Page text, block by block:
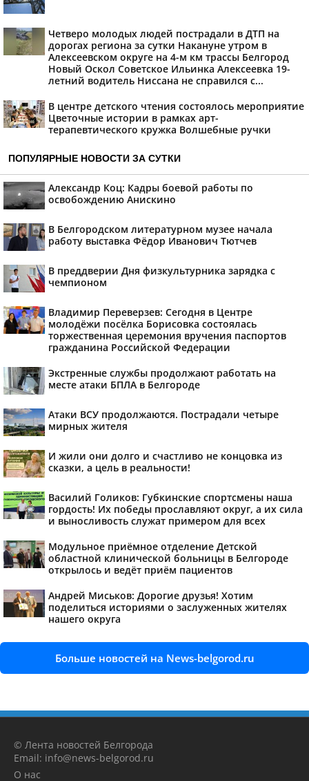
Четверо молодых людей пострадали в ДТП на
дорогах региона за сутки Накануне утром в
Алексеевском округе на 4-м км трассы Белгород
Новый Оскол Советское Ильинка Алексеевка 19-
летний водитель Ниссана не справился с...
В центре детского чтения состоялось мероприятие
Цветочные истории в рамках арт-
терапевтического кружка Волшебные ручки
ПОПУЛЯРНЫЕ НОВОСТИ ЗА СУТКИ
Александр Коц: Кадры боевой работы по
освобождению Анискино
В Белгородском литературном музее начала
работу выставка Фёдор Иванович Тютчев
В преддверии Дня физкультурника зарядка с
чемпионом
Владимир Переверзев: Сегодня в Центре
молодёжи посёлка Борисовка состоялась
торжественная церемония вручения паспортов
гражданина Российской Федерации
Экстренные службы продолжают работать на
месте атаки БПЛА в Белгороде
Атаки ВСУ продолжаются. Пострадали четыре
мирных жителя
И жили они долго и счастливо не концовка из
сказки, а цель в реальности!
Василий Голиков: Губкинские спортсмены наша
гордость! Их победы прославляют округ, а их сила
и выносливость служат примером для всех
Модульное приёмное отделение Детской
областной клинической больницы в Белгороде
открылось и ведёт приём пациентов
Андрей Миськов: Дорогие друзья! Хотим
поделиться историями о заслуженных жителях
нашего округа
Больше новостей на News-belgorod.ru
© Лента новостей Белгорода
Email: info@news-belgorod.ru
О нас